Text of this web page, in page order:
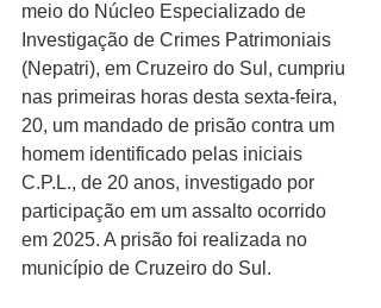
meio do Núcleo Especializado de
Investigação de Crimes Patrimoniais
(Nepatri), em Cruzeiro do Sul, cumpriu
nas primeiras horas desta sexta-feira,
20, um mandado de prisão contra um
homem identificado pelas iniciais
C.P.L., de 20 anos, investigado por
participação em um assalto ocorrido
em 2025. A prisão foi realizada no
município de Cruzeiro do Sul.